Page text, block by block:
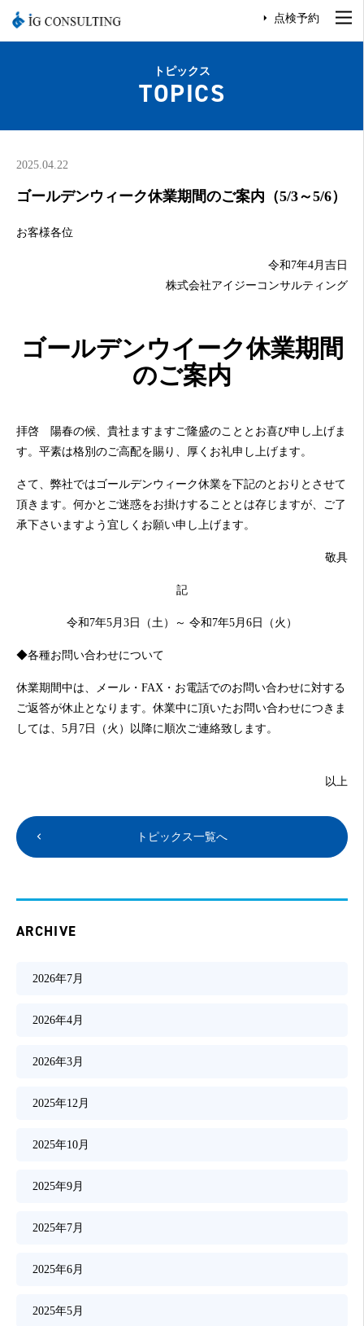
点検予約
トピックス
TOPICS
2025.04.22
ゴールデンウィーク休業期間のご案内（5/3～5/6）
お客様各位
令和7年4月吉日
株式会社アイジーコンサルティング
ゴールデンウイーク休業期間
のご案内
拝啓 陽春の候、貴社ますますご隆盛のこととお喜び申し上げま
す。平素は格別のご高配を賜り、厚くお礼申し上げます。
さて、弊社ではゴールデンウィーク休業を下記のとおりとさせて
頂きます。何かとご迷惑をお掛けすることとは存じますが、ご了
承下さいますよう宜しくお願い申し上げます。
敬具
記
令和7年5月3日（土）～ 令和7年5月6日（火）
◆各種お問い合わせについて
休業期間中は、メール・FAX・お電話でのお問い合わせに対する
ご返答が休止となります。休業中に頂いたお問い合わせにつきま
しては、5月7日（火）以降に順次ご連絡致します。
以上
トピックス一覧へ
ARCHIVE
2026年7月
2026年4月
2026年3月
2025年12月
2025年10月
2025年9月
2025年7月
2025年6月
2025年5月